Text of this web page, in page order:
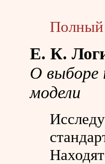
Полный
Е. К.
О выборе
модели